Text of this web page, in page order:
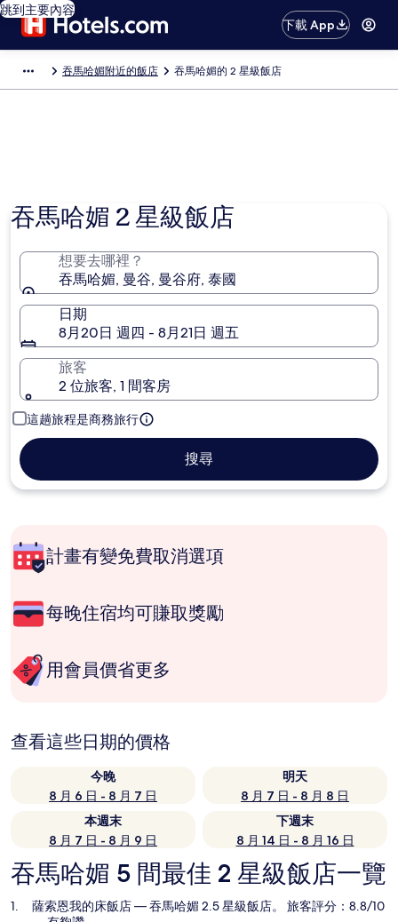
跳到主要內容
下載 App
吞馬哈媚附近的飯店 吞馬哈媚的 2 星級飯店
吞馬哈媚 2 星級飯店
想要去哪裡？
吞馬哈媚, 曼谷, 曼谷府, 泰國
日期
8月20日 週四 - 8月21日 週五
旅客
2 位旅客, 1 間客房
這趟旅程是商務旅行
搜尋
計畫有變免費取消選項
每晚住宿均可賺取獎勵
用會員價省更多
查看這些日期的價格
今晚
8 月 6 日 - 8 月 7 日
明天
8 月 7 日 - 8 月 8 日
本週末
8 月 7 日 - 8 月 9 日
下週末
8 月 14 日 - 8 月 16 日
吞馬哈媚 5 間最佳 2 星級飯店一覽
薩索恩我的床飯店— 吞馬哈媚 2.5 星級飯店。 旅客評分：8.8/10